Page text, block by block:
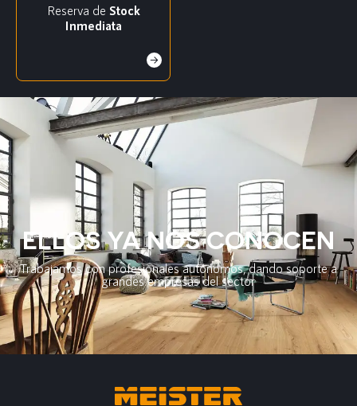
Reserva de Stock
Inmediata
ELLOS YA NOS CONOCEN
Trabajamos con profesionales autónomos, dando soporte a
grandes empresas del sector